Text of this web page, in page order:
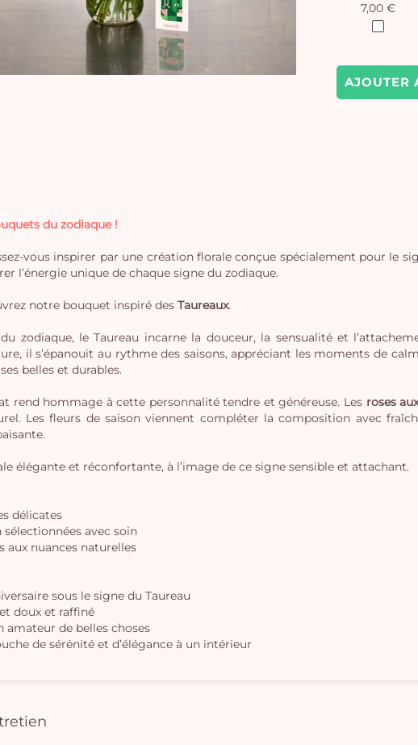
AJOUTER
7,00 €
du zodiaque !
vous inspirer par une création florale conçue spécialement pour le
l’énergie unique de chaque signe du zodiaque.
notre bouquet inspiré desTaureaux.
zodiaque, le Taureau incarne la douceur, la sensualité et
il s’épanouit au rythme des saisons, appréciant les moments de
belles et durables.
rend hommage à cette personnalité tendre et généreuse. Les roses
Les fleurs de saison viennent compléter la composition avec
élégante et réconfortante, à l’image de ce signe sensible et attachant.
délicates
sélectionnées avec soin
aux nuances naturelles
sous le signe du Taureau
doux et raffiné
amateur de belles choses
de sérénité et d’élégance à un intérieur